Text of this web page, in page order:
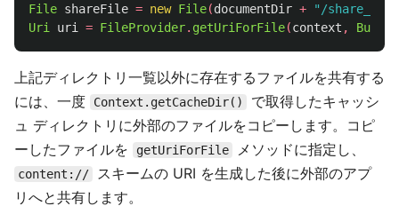
File shareFile = new File(documentDir +
"/
Uri
uri = FileProvider. getUriForFile(context ,
上記ディレクトリ一覧以外に存在するファイルを共有する
には、一度
Context.getCacheDir()
で取得したキャッシ
ュ ディレクトリに外部のファイルをコピーします。コピ
ーしたファイルを
getUriForFile メソッドに指定し、
content://
スキームの URI を生成した後に外部のアプ
リへと共有します。